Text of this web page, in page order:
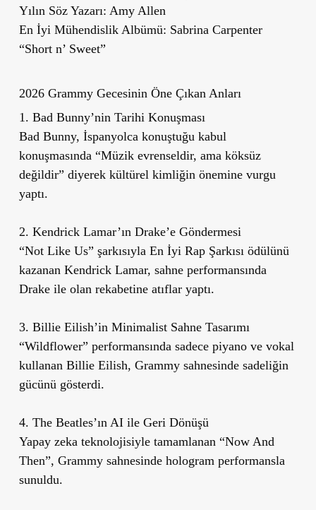
Yılın Söz Yazarı: Amy Allen
En İyi Mühendislik Albümü: Sabrina Carpenter
“Short n’ Sweet”
2026 Grammy Gecesinin Öne Çıkan Anları
1. Bad Bunny’nin Tarihi Konuşması
Bad Bunny, İspanyolca konuştuğu kabul
konuşmasında “Müzik evrenseldir, ama köksüz
değildir” diyerek kültürel kimliğin önemine vurgu
yaptı.
2. Kendrick Lamar’ın Drake’e Göndermesi
“Not Like Us” şarkısıyla En İyi Rap Şarkısı ödülünü
kazanan Kendrick Lamar, sahne performansında
Drake ile olan rekabetine atıflar yaptı.
3. Billie Eilish’in Minimalist Sahne Tasarımı
“Wildflower” performansında sadece piyano ve vokal
kullanan Billie Eilish, Grammy sahnesinde sadeliğin
gücünü gösterdi.
4. The Beatles’ın AI ile Geri Dönüşü
Yapay zeka teknolojisiyle tamamlanan “Now And
Then”, Grammy sahnesinde hologram performansla
sunuldu.